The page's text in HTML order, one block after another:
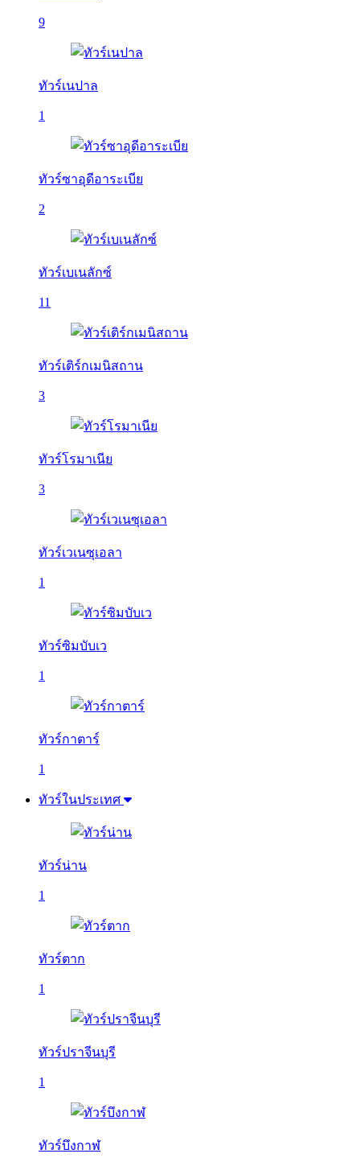
9
ทัวร์เนปาล
1
ทัวร์ซาอุดีอาระเบีย
2
ทัวร์เบเนลักซ์
11
ทัวร์เติร์กเมนิสถาน
3
ทัวร์โรมาเนีย
3
ทัวร์เวเนซุเอลา
1
ทัวร์ซิมบับเว
1
ทัวร์กาตาร์
1
ทัวร์ในประเทศ
ทัวร์น่าน
1
ทัวร์ตาก
1
ทัวร์ปราจีนบุรี
1
ทัวร์บึงกาฬ